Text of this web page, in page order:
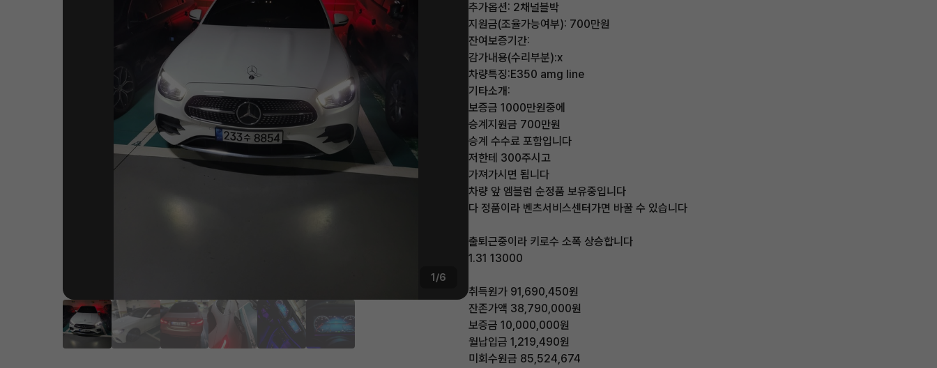
1/6
추가옵션: 2채널블박
지원금(조율가능여부): 700만원
잔여보증기간:
감가내용(수리부분):x
차량특징:E350 amg line
기타소개:
보증금 1000만원중에
승계지원금 700만원
승계 수수료 포함입니다
저한테 300주시고
가져가시면 됩니다
차량 앞 엠블럼 순정품 보유중입니다
다 정품이라 벤츠서비스센터가면 바꿀 수 있습니다
출퇴근중이라 키로수 소폭 상승합니다
1.31 13000
취득원가 91,690,450원
잔존가액 38,790,000원
보증금 10,000,000원
월납입금 1,219,490원
미회수원금 85,524,674